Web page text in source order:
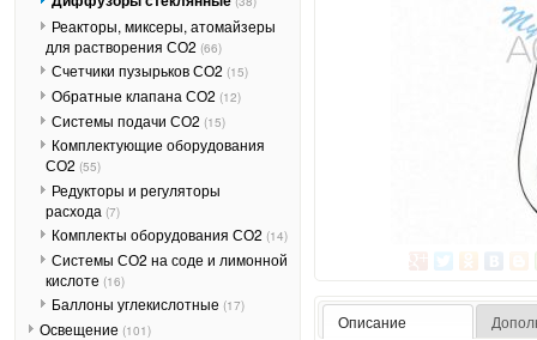
Описание
Реакторы, миксеры, атомайзеры
для растворения СО2 (66)
Счетчики пузырьков СО2 (15)
Обратные клапана СО2 (12)
Системы подачи СО2 (15)
Комплектующие оборудования
СО2 (55)
Редукторы и регуляторы
расхода (7)
Комплекты оборудования СО2 (14)
Системы СО2 на соде и лимонной
кислоте (16)
Баллоны углекислотные (17)
Освещение (101)